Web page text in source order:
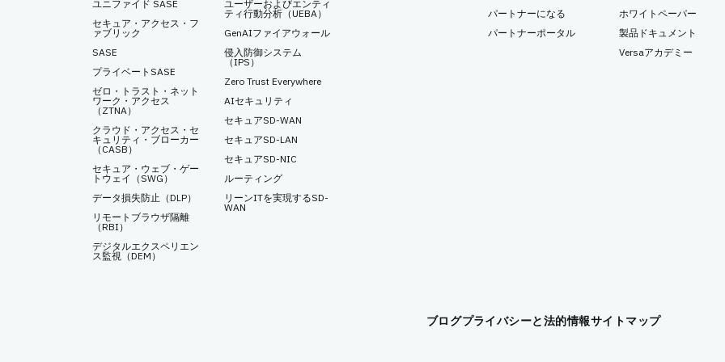
ユニファイド SASE
セキュア・アクセス・フ
ァブリック
SASE
プライベートSASE
ゼロ・トラスト・ネット
ワーク・アクセス
（ZTNA）
クラウド・アクセス・セ
キュリティ・ブローカー
（CASB）
セキュア・ウェブ・ゲー
トウェイ（SWG）
データ損失防止（DLP）
リモートブラウザ隔離
（RBI）
デジタルエクスペリエン
ス監視（DEM）
ユーザーおよびエンティ
ティ行動分析（UEBA）
GenAIファイアウォール
侵入防御システム
（IPS）
Zero Trust Everywhere
AIセキュリティ
セキュアSD-WAN
セキュアSD-LAN
セキュアSD-NIC
ルーティング
リーンITを実現するSD-
WAN
パートナーになる
パートナーポータル
ホワイトペーパー
製品ドキュメント
Versaアカデミー
ブログプライバシーと法的情報サイトマップ